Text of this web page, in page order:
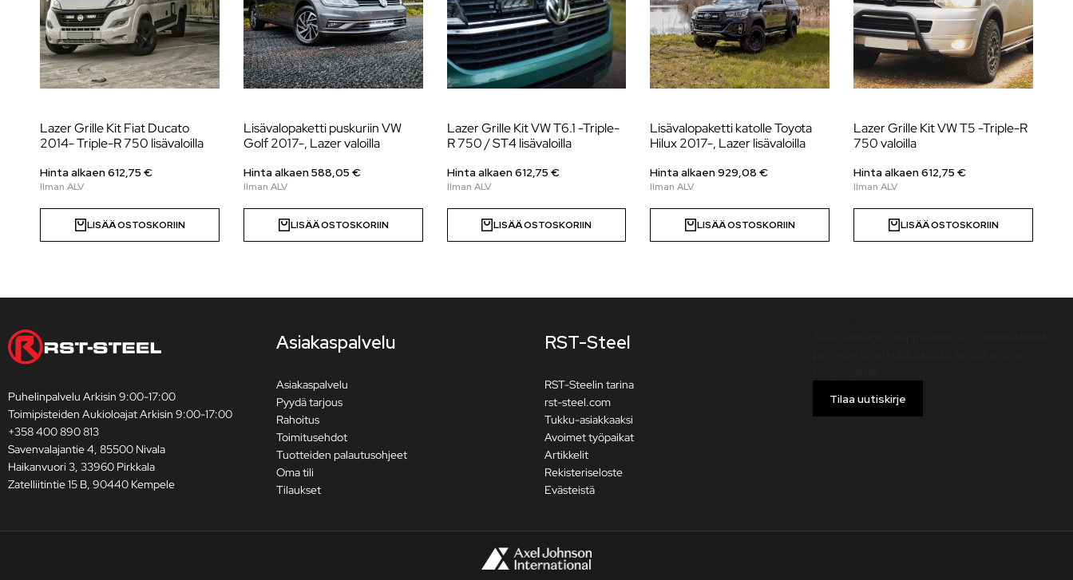
Lazer Grille Kit Fiat Ducato
2014- Triple-R 750 lisävaloilla
Hinta alkaen612,75 €
LISÄÄ OSTOSKORIIN
Lisävalopaketti puskuriin VW
Golf 2017-, Lazer valoilla
Hinta alkaen588,05 €
LISÄÄ OSTOSKORIIN
Lazer Grille Kit VW T6.1 -Triple-
R 750 / ST4 lisävaloilla
Hinta alkaen612,75 €
LISÄÄ OSTOSKORIIN
Lisävalopaketti katolle Toyota
Hilux 2017-, Lazer lisävaloilla
Hinta alkaen929,08€
LISÄÄ OSTOSKORIIN
Lazer Grille Kit VW T5 -Triple-R
750 valoilla
Hinta alkaen612,75€
LISÄÄ OSTOSKORIIN
Puhelinpalvelu Arkisin 9:00-17:00
Toimipisteiden Aukioloajat Arkisin 9:00-17:00
+358 400 890 813
Savenvalajantie 4, 85500 Nivala
Haikanvuori 3, 33960 Pirkkala
Zatelliitintie 15 B, 90440 Kempele
Asiakaspalvelu
Asiakaspalvelu
Pyydä tarjous
Rahoitus
Toimitusehdot
Tuotteiden palautusohjeet
Oma tili
Tilaukset
RST-Steel
RST-Steelin tarina
rst-steel.com
Tukku-asiakkaaksi
Avoimet työpaikat
Artikkelit
Rekisteriseloste
Evästeistä
Tilaa uutiskirje